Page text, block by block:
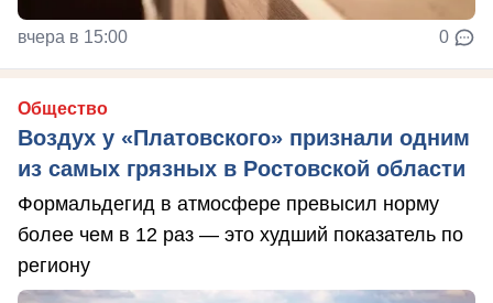
вчера в 15:00 0
Общество
Воздух у «Платовского» признали одним
из самых грязных в Ростовской области
Формальдегид в атмосфере превысил норму
более чем в 12 раз — это худший показатель по
региону